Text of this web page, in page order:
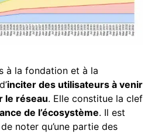
à la fondation et à la
inciter des utilisateurs à venir
le réseau. Elle constitue la clef
de l’écosystème. Il est
noter qu’une partie des